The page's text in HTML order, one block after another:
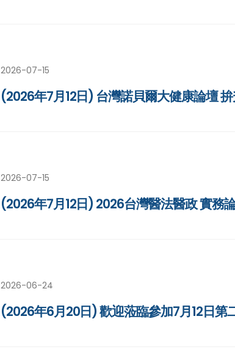
2026-07-15
(2026年7月12日) 台灣諾貝爾大健康論壇
2026-07-15
(2026年7月12日) 2026台灣醫法醫政 實
2026-06-24
(2026年6月20日) 歡迎蒞臨參加7月12日第